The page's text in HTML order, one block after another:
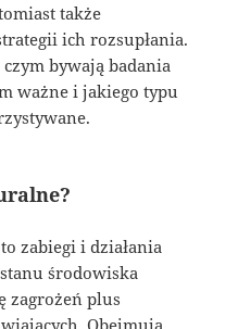
także
ich rozsupłania.
bywają badania
ważne i jakiego typu
zabiegi i działania
środowiska
zagrożeń plus
Obejmują